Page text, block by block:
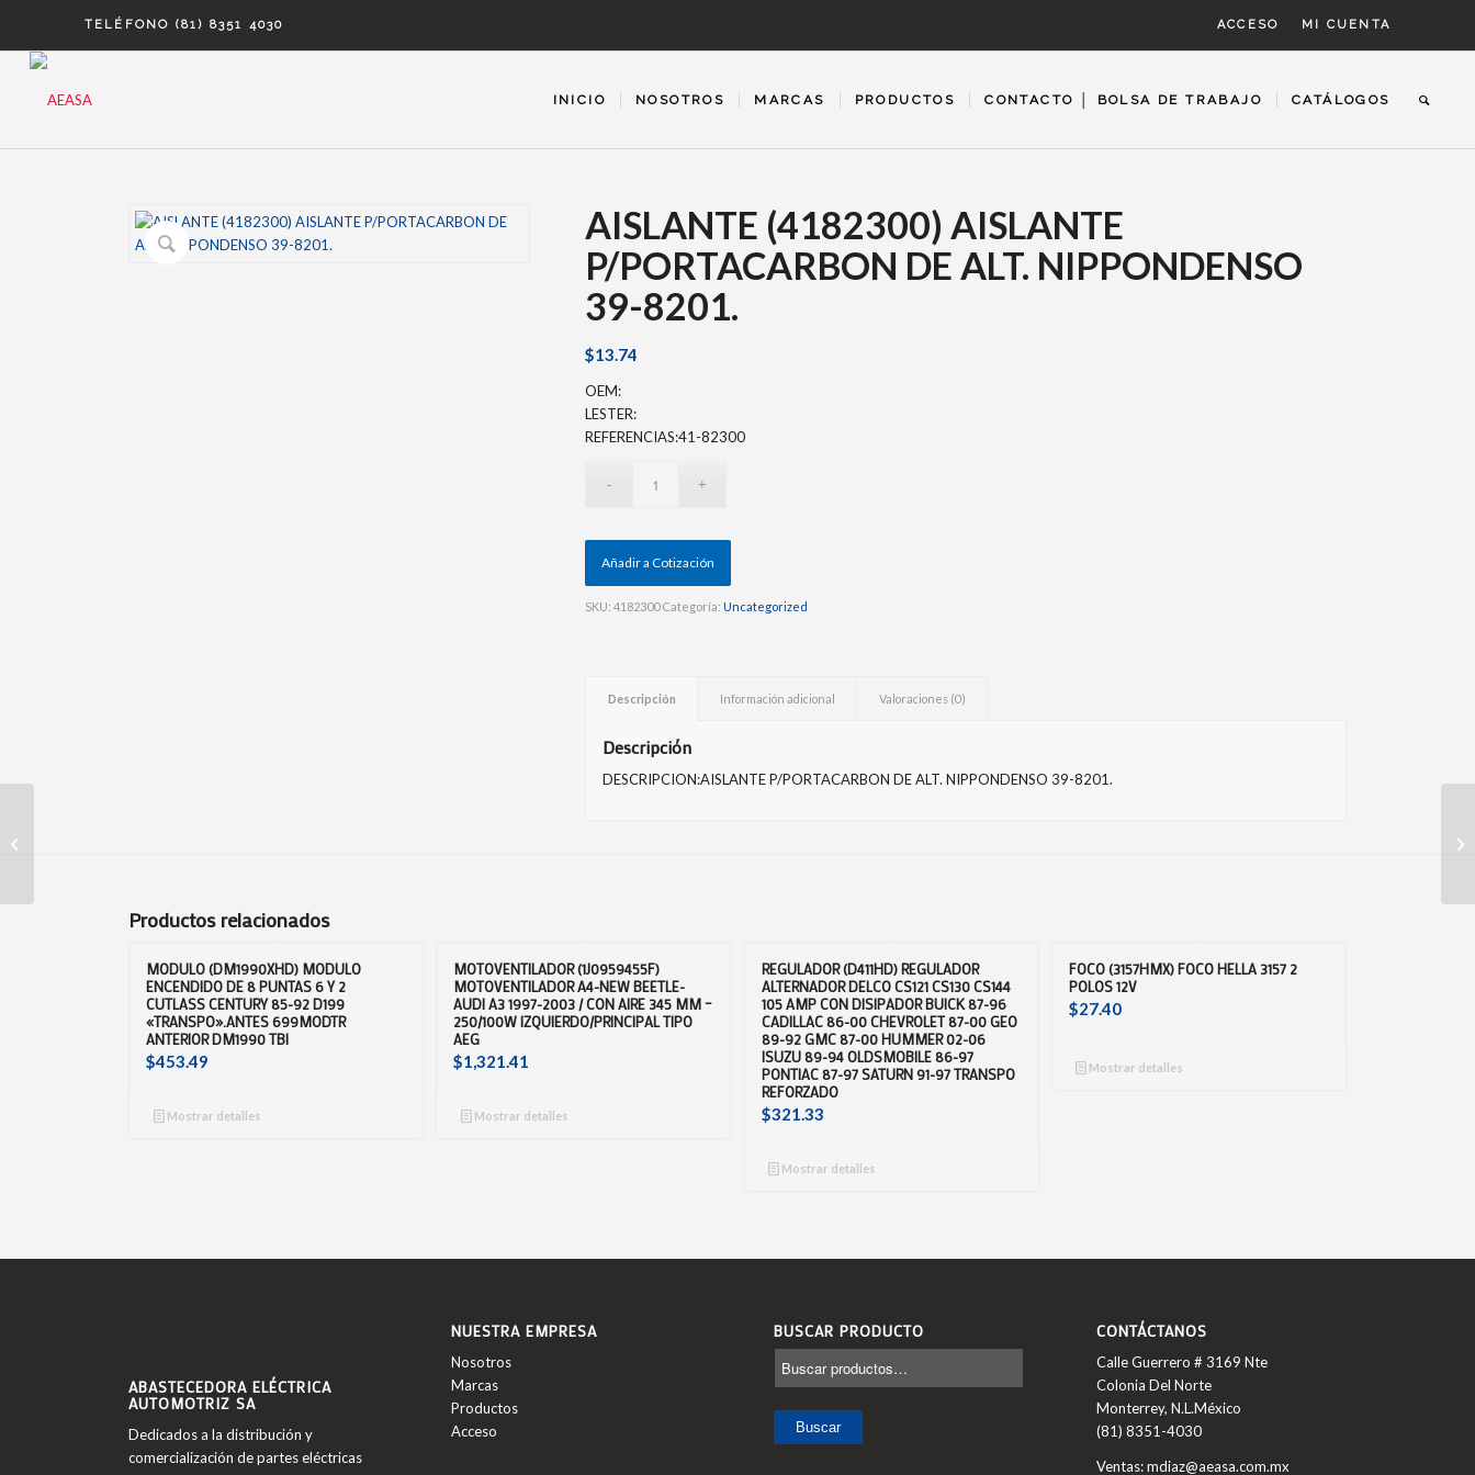
ACCESO MI CUENTA
TELÉFONO (81) 8351 4030
INICIO NOSOTROS MARCAS PRODUCTOS CONTACTO │ BOLSA DE TRABAJO CATÁLOGOS
AISLANTE (4182300) AISLANTE
P/PORTACARBON DE ALT. NIPPONDENSO
39-8201.
$13.74
OEM:
LESTER:
REFERENCIAS:41-82300
Añadir a Cotización
SKU:4182300 Categoría: Uncategorized
Descripción Información adicional Valoraciones (0)
Descripción
DESCRIPCION:AISLANTE P/PORTACARBON DE ALT. NIPPONDENSO 39-8201.
Productos relacionados
MODULO (DM1990XHD) MODULO
ENCENDIDO DE 8 PUNTAS 6 Y 2
CUTLASS CENTURY 85-92 D199
«TRANSPO».ANTES 699MODTR
ANTERIOR DM1990 TBI
$453.49
Mostrar detalles
MOTOVENTILADOR (1J0959455F)
MOTOVENTILADOR A4-NEW BEETLE-
AUDI A3 1997-2003 / CON AIRE 345 MM –
250/100W IZQUIERDO/PRINCIPAL TIPO
AEG
$1,321.41
Mostrar detalles
REGULADOR (D411HD) REGULADOR
ALTERNADOR DELCO CS121 CS130 CS144
105 AMP CON DISIPADOR BUICK 87-96
CADILLAC 86-00 CHEVROLET 87-00 GEO
89-92 GMC 87-00 HUMMER 02-06
ISUZU 89-94 OLDSMOBILE 86-97
PONTIAC 87-97 SATURN 91-97 TRANSPO
REFORZADO
$321.33
Mostrar detalles
FOCO (3157HMX) FOCO HELLA 3157 2
POLOS 12V
$27.40
Mostrar detalles
ABASTECEDORA ELÉCTRICA
AUTOMOTRIZ SA
Dedicados a la distribución y
comercialización de partes eléctricas
NUESTRA EMPRESA
Nosotros
Marcas
Productos
Acceso
BUSCAR PRODUCTO
Buscar
CONTÁCTANOS
Calle Guerrero # 3169 Nte
Colonia Del Norte
Monterrey, N.L.México
(81) 8351-4030
Ventas: mdiaz@aeasa.com.mx